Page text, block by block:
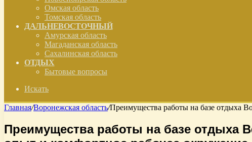
Омская область
Томская область
ДАЛЬНЕВОСТОЧНЫЙ
Амурская область
Магаданская область
Сахалинская область
ОТДЫХ
Бытовые вопросы
Искать
Главная/Воронежская область/Преимущества работы на базе отдыха
Преимущества работы на базе отдыха